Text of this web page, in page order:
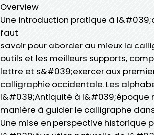
Overview
Une introduction pratique à
faut
savoir pour aborder au mieux la
outils et les meilleurs supports,
lettre et s&#039;exercer aux
calligraphie occidentale. Les
l&#039;Antiquité à l&#039;époque
manière à guider le calligraphe
Une mise en perspective